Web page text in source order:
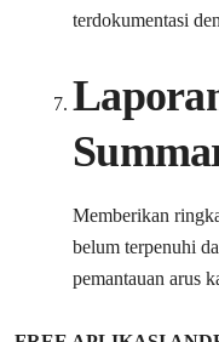
terdokumentasi
Memberikan
belum terpenuhi
pemantauan arus